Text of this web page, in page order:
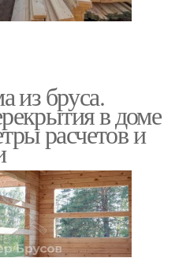
из бруса.
в доме
расчетов и